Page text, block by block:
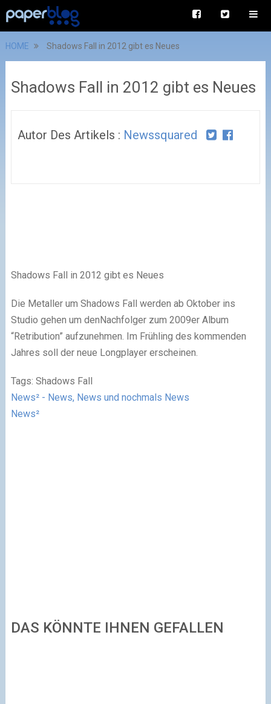
HOME Shadows Fall in 2012 gibt es Neues
Shadows Fall in 2012 gibt es Neues
Autor Des Artikels : Newssquared
Shadows Fall in 2012 gibt es Neues
Die Metaller um Shadows Fall werden ab Oktober ins
Studio gehen um denNachfolger zum 2009er Album
“Retribution” aufzunehmen. Im Frühling des kommenden
Jahres soll der neue Longplayer erscheinen.
Tags: Shadows Fall
News² - News, News und nochmals News
News²
DAS KÖNNTE IHNEN GEFALLEN